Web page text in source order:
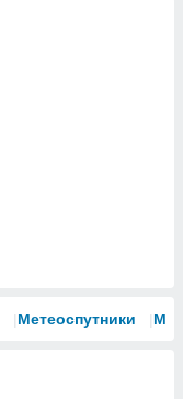
Метеоспутники